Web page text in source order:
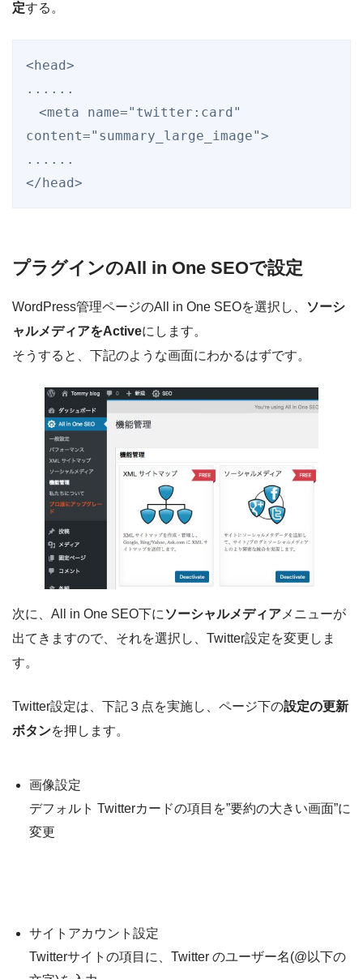
定する。
<head>
......
<meta name="twitter:card"
content="summary_large_image">
......
</head>
プラグインのAll in One SEOで設定
WordPress管理ページのAll in One SEOを選択し、
ソーシ
ャルメディアをActiveにします。
そうすると、下記のような画面にわかるはずです。
次に、All in One SEO下に ソーシャルメディア メニューが
出てきますので、それを選択し、Twitter設定を変更しま
す。
Twitter設定は、下記３点を実施し、ページ下の設定の更新
ボタンを押します。
画像設定
デフォルト Twitterカードの項目を”要約の大きい画面”に
変更
サイトアカウント設定
Twitterサイトの項目に、Twitter のユーザー名(@以下の